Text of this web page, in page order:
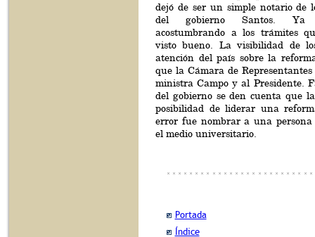
dejó de ser un simple notario de
del gobierno Santos. Ya
acostumbrando a los trámites
visto bueno. La visibilidad de
atención del país sobre la
que la Cámara de
ministra Campo y al Presidente.
del gobierno se den cuenta que
posibilidad de liderar una
error fue nombrar a una
el medio universitario.
Portada
Índice